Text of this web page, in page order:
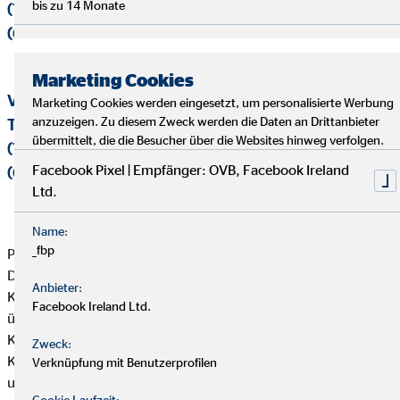
(Tannenmühle), Maik Höpfner und Olivia Langwald
(OVB))
Vorweihnachtlicher Besuch der Einrichtung
Tannenmühle im Erzgebirge (v. l. n. r.: Kevin L.
(Tannenmühle), Maik Höpfner und Olivia Langwald
(OVB))
Pädagoge Kevin L.: »Die Kids fühlen sich sehr wohl bei uns.
Dennoch war es in der Vergangenheit oft nicht so einfach, den
Kindern ihre kleinen Wünsche zu erfüllen. Wir freuen uns sehr
über die erhaltene Spende und werden gemeinsam mit den
Kindern planen, was wir alles unternehmen wollen. Unsere
Kinder haben selbstverständlich genaue Vorstellungen, was sie
unternehmen, und was sie an unserer Einrichtung verbessern
bis zu 14 Monate
Marketing Cookies
Marketing Cookies werden eingesetzt, um personalisierte Werbung
anzuzeigen. Zu diesem Zweck werden die Daten an Drittanbieter
übermittelt, die die Besucher über die Websites hinweg verfolgen.
Facebook Pixel | Empfänger: OVB, Facebook Ireland
Ltd.
Name:
_fbp
Anbieter:
Facebook Ireland Ltd.
Zweck:
Verknüpfung mit Benutzerprofilen